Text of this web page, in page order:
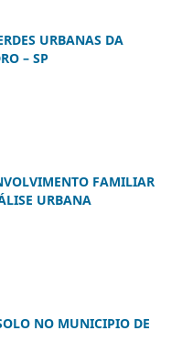
URBANAS DA
– SP
FAMILIAR
URBANA
NO MUNICIPIO DE